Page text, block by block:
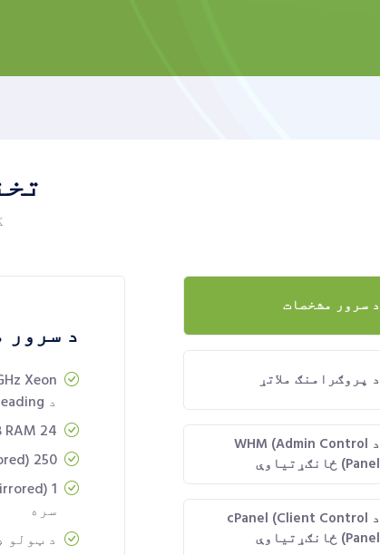
د سرور مشخصات
د پروګرامنګ ملاتړ
د WHM (Admin Control
Panel) ځانګړتیاوې
د cPanel (Client Control
Panel) ځانګړتیاوې
د سرور
د Hyper-Threading سره
24 GB RAM
250 GB RAID 1 (mirrored) د OS ډرایو
سره